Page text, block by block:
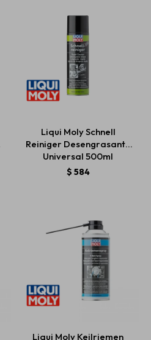
Liqui Moly Schnell
Reiniger Desengrasante
Universal 500ml
$ 584
Liqui Moly Keilriemen